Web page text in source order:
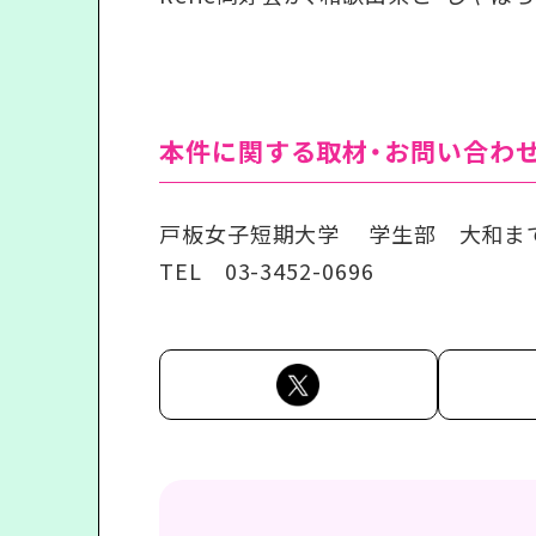
本件に関する取材・お問い合わ
戸板女子短期大学 学生部 大和ま
TEL 03-3452-0696